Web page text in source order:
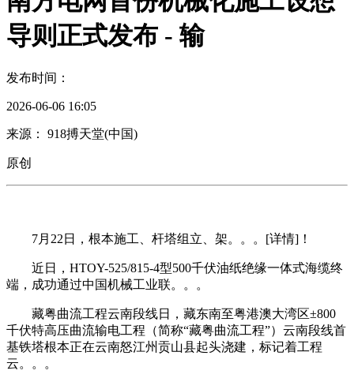
导则正式发布 - 输
发布时间：
2026-06-06 16:05
来源： 918搏天堂(中国)
原创
7月22日，根本施工、杆塔组立、架。。。[详情]！
近日，HTOY-525/815-4型500千伏油纸绝缘一体式海缆终
端，成功通过中国机械工业联。。。
藏粤曲流工程云南段线日，藏东南至粤港澳大湾区±800
千伏特高压曲流输电工程（简称“藏粤曲流工程”）云南段线首
基铁塔根本正在云南怒江州贡山县起头浇建，标记着工程
云。。。